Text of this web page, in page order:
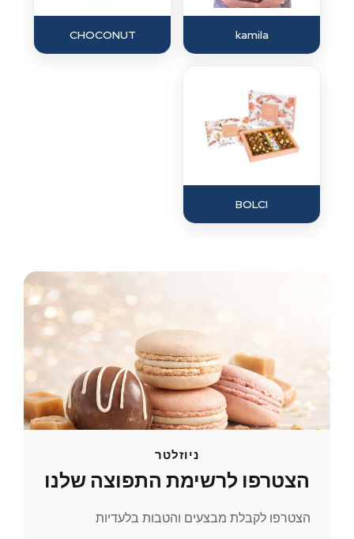
kamila
CHOCONUT
BOLCI
ניוזלטר
הצטרפו לרשימת התפוצה שלנו
הצטרפו לקבלת מבצעים והטבות בלעדיות